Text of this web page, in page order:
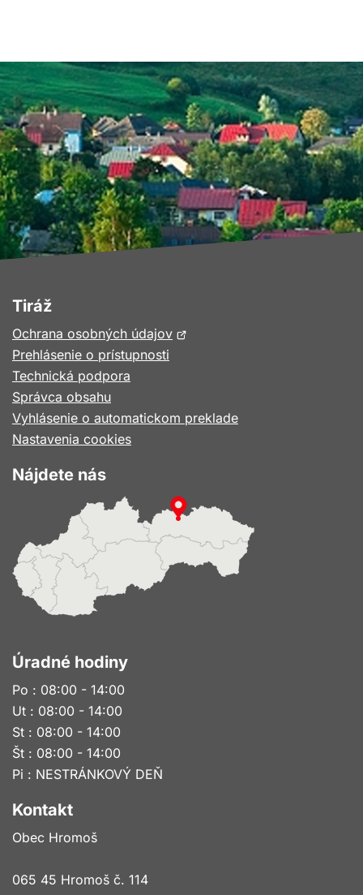
Tiráž
Ochrana osobných údajovOtvorí
okne
Prehlásenie o prístupnosti
Technická podpora
Správca obsahu
Vyhlásenie o automatickom preklade
Nastavenia cookies
Nájdete nás
Úradné hodiny
Po : 08:00 - 14:00
Ut : 08:00 - 14:00
St : 08:00 - 14:00
Št : 08:00 - 14:00
Pi : NESTRÁNKOVÝ DEŇ
Kontakt
Obec Hromoš
065 45 Hromoš č. 114